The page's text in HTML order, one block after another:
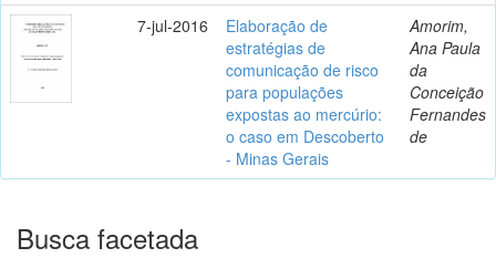
7-jul-2016
Elaboração de
estratégias de
comunicação de risco
para populações
expostas ao mercúrio:
o caso em Descoberto
- Minas Gerais
Amorim,
Ana Paula
da
Conceição
Fernandes
de
Busca facetada